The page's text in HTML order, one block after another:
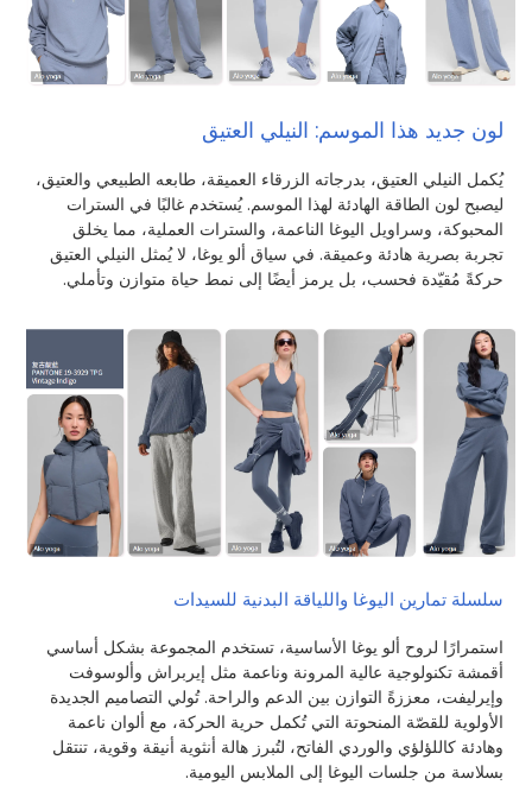
لون جديد هذا الموسم: النيلي العتيق
يُكمل النيلي العتيق، بدرجاته الزرقاء العميقة، طابعه الطبيعي والعتيق،
ليصبح لون الطاقة الهادئة لهذا الموسم. يُستخدم غالبًا في السترات
المحبوكة، وسراويل اليوغا الناعمة، والسترات العملية، مما يخلق
تجربة بصرية هادئة وعميقة. في سياق ألو يوغا، لا يُمثل النيلي العتيق
حركةً مُقيّدة فحسب، بل يرمز أيضًا إلى نمط حياة متوازن وتأملي.
سلسلة تمارين اليوغا واللياقة البدنية للسيدات
استمرارًا لروح ألو يوغا الأساسية، تستخدم المجموعة بشكل أساسي
أقمشة تكنولوجية عالية المرونة وناعمة مثل إيربراش وألوسوفت
وإيرليفت، معززةً التوازن بين الدعم والراحة. تُولي التصاميم الجديدة
الأولوية للقصّة المنحوتة التي تُكمل حرية الحركة، مع ألوان ناعمة
وهادئة كاللؤلؤي والوردي الفاتح، لتُبرز هالة أنثوية أنيقة وقوية، تنتقل
بسلاسة من جلسات اليوغا إلى الملابس اليومية.